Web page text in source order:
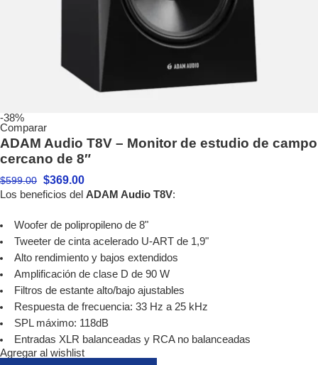
-38%
Comparar
ADAM Audio T8V – Monitor de estudio de campo
cercano de 8″
$599.00 $369.00
Los beneficios del ADAM Audio T8V:
Woofer de polipropileno de 8"
Tweeter de cinta acelerado U-ART de 1,9"
Alto rendimiento y bajos extendidos
Amplificación de clase D de 90 W
Filtros de estante alto/bajo ajustables
Respuesta de frecuencia: 33 Hz a 25 kHz
SPL máximo: 118dB
Entradas XLR balanceadas y RCA no balanceadas
Agregar al wishlist